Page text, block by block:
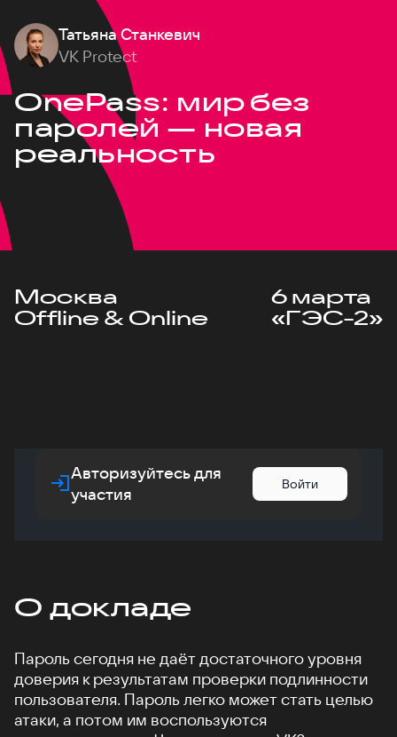
Татьяна Станкевич
VK Protect
OnePass: мир без
паролей — новая
реальность
Москва
Offline & Online
6 марта
«ГЭС-2»
Авторизуйтесь для
участия
Войти
О докладе
Пароль сегодня не даёт достаточного уровня
доверия к результатам проверки подлинности
пользователя. Пароль легко может стать целью
атаки, а потом им воспользуются